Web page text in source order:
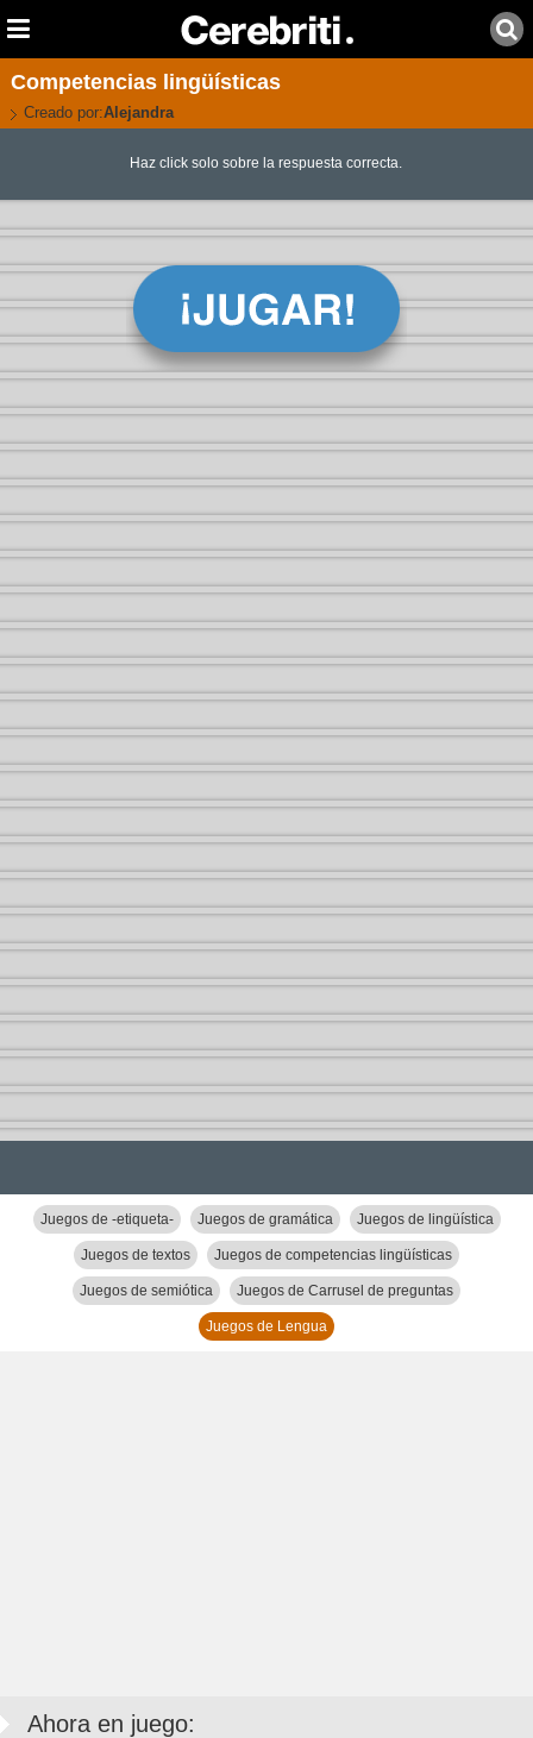
Competencias lingüísticas
Creado por:Alejandra
Haz click solo sobre la respuesta correcta.
Juegos de -etiqueta- Juegos de gramática Juegos de lingüística
Juegos de textos Juegos de competencias lingüísticas
Juegos de semiótica Juegos de Carrusel de preguntas
Juegos de Lengua
Ahora en juego: